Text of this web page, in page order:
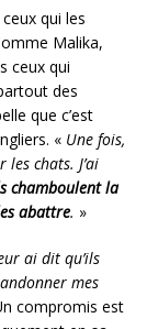
qui les
Malika,
ceux qui
des
que c’est
« Une fois,
chats. J’ai
chamboulent la
abattre. »
ai dit qu’ils
mes
compromis est